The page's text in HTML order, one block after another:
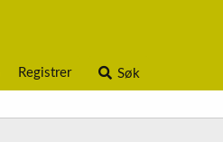
Registrer Søk